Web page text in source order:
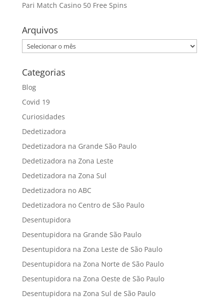
Pari Match Casino 50 Free Spins
Arquivos
Arquivos
Categorias
Blog
Covid 19
Curiosidades
Dedetizadora
Dedetizadora na Grande São Paulo
Dedetizadora na Zona Leste
Dedetizadora na Zona Sul
Dedetizadora no ABC
Dedetizadora no Centro de São Paulo
Desentupidora
Desentupidora na Grande São Paulo
Desentupidora na Zona Leste de São Paulo
Desentupidora na Zona Norte de São Paulo
Desentupidora na Zona Oeste de São Paulo
Desentupidora na Zona Sul de São Paulo